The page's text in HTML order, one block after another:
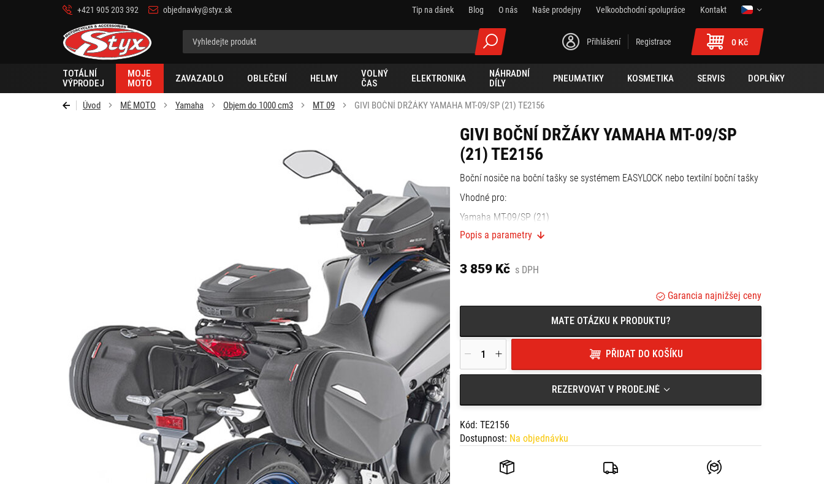
+421 905 203 392 objednavky@styx.sk Tip na dárek Blog O nás Naše prodejny Velkoobchodní spolupráce
Kontakt
Styx-
cz
Přihlášení Registrace 0 Kč
TOTÁLNÍ
VÝPRODEJ
MOJE
MOTO
ZAVAZADLO OBLEČENÍ HELMY
VOLNÝ
ČAS
ELEKTRONIKA
NÁHRADNÍ
DÍLY
PNEUMATIKY KOSMETIKA SERVIS DOPLŇKY
Úvod MÉ MOTO Yamaha Objem do 1000 cm3 MT 09 GIVI BOČNÍ DRŽÁKY YAMAHA MT-09/SP (21) TE2156
GIVI BOČNÍ DRŽÁKY YAMAHA MT-09/SP
(21) TE2156
Boční nosiče na boční tašky se systémem EASYLOCK nebo textilní boční tašky
Vhodné pro:
Yamaha MT-09/SP (21)
Popis a parametry
3 859 Kč s DPH
Garancia najnižšej ceny
MATE OTÁZKU K PRODUKTU?
PŘIDAT DO KOŠÍKU
REZERVOVAT V PRODEJNĚ
Kód: TE2156
Dostupnost: Na objednávku